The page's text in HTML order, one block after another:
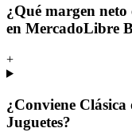
¿Qué margen neto
en MercadoLibre
+
¿Conviene
Juguetes?